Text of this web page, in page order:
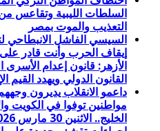
السلطات الليبية وتقاعس
التعذيب والموت بمصر
السيسي الفاشل
الأزهر: قانون إعدام الأسرى
القانون الدولي ويهدد القيم
داعمو الانقلاب يديرون
مواطنين توفوا في الكويت